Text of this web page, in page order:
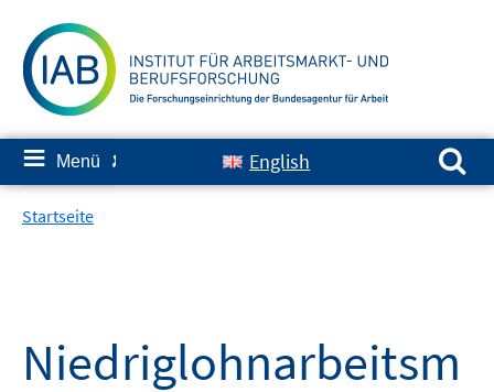
zum
Inhalt
≡ Menü ✘ English
Suchen nach:
Startseite
Niedriglohnarbeitsm